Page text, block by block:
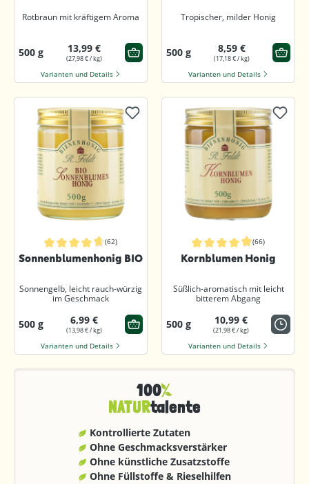
Rotbraun mit kräftigem Aroma
500 g 13,99 €
(27,98 € / kg)
Varianten und Details
Tropischer, milder Honig
500 g 8,59 €
(17,18 € / kg)
Varianten und Details
Durchschnittliche Bewertung von 4.8 von 5 Sternen
(62)
Sonnenblumenhonig BIO
Sonnengelb, leicht rauch-würzig
im Geschmack
500 g 6,99 €
(13,98 € / kg)
Varianten und Details
Durchschnittliche Bewertung von
(66)
Kornblumen Honig
Süßlich-aromatisch mit leicht
bitterem Abgang
500 g 10,99 €
(21,98 € / kg)
Varianten und Details
100
NATURtalente
Kontrollierte Zutaten
Ohne Geschmacks­verstärker
Ohne künstliche Zusatzstoffe
Ohne Füllstoffe & Rieselhilfen